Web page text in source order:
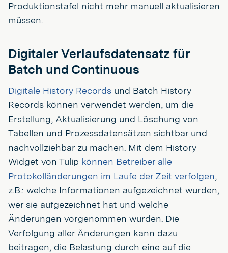
Produktionstafel nicht mehr manuell aktualisieren
müssen.
Digitaler Verlaufsdatensatz für
Batch und Continuous
Digitale History Records und Batch History
Records können verwendet werden, um die
Erstellung, Aktualisierung und Löschung von
Tabellen und Prozessdatensätzen sichtbar und
nachvollziehbar zu machen. Mit dem History
Widget von Tulip können Betreiber alle
Protokolländerungen im Laufe der Zeit verfolgen,
z.B.: welche Informationen aufgezeichnet wurden,
wer sie aufgezeichnet hat und welche
Änderungen vorgenommen wurden. Die
Verfolgung aller Änderungen kann dazu
beitragen, die Belastung durch eine auf die